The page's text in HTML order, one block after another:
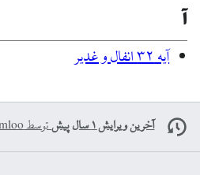
آ
آیه ۳۲ انفال و غدیر
آخرین ویرایش ۱ سال پیش توسط